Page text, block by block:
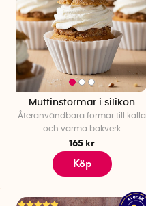
Muffinsformar i silikon
Återanvändbara formar till kalla
och varma bakverk
165 kr
Köp